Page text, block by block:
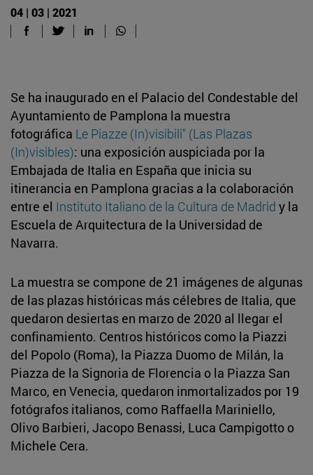
04 | 03 | 2021
Se ha inaugurado en el Palacio del Condestable del
Ayuntamiento de Pamplona la muestra
fotográfica Le Piazze (In)visibili" (Las Plazas
(In)visibles): una exposición auspiciada por la
Embajada de Italia en España que inicia su
itinerancia en Pamplona gracias a la colaboración
entre el Instituto Italiano de la Cultura de Madrid y la
Escuela de Arquitectura de la Universidad de
Navarra.
La muestra se compone de 21 imágenes de algunas
de las plazas históricas más célebres de Italia, que
quedaron desiertas en marzo de 2020 al llegar el
confinamiento. Centros históricos como la Piazzi
del Popolo (Roma), la Piazza Duomo de Milán, la
Piazza de la Signoria de Florencia o la Piazza San
Marco, en Venecia, quedaron inmortalizados por 19
fotógrafos italianos, como Raffaella Mariniello,
Olivo Barbieri, Jacopo Benassi, Luca Campigotto o
Michele Cera.